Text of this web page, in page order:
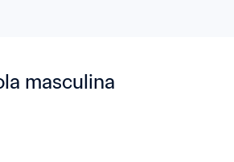
masculina